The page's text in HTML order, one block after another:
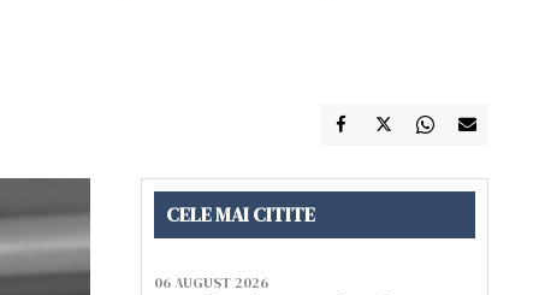
CELE MAI CITITE
06 AUGUST 2026